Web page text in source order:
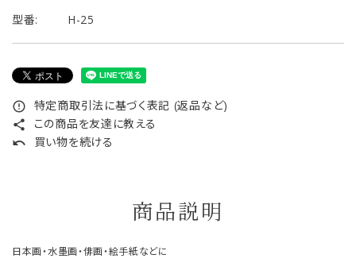
型番: H-25
error_outline 特定商取引法に基づく表記 (返品など)
share この商品を友達に教える
undo 買い物を続ける
商品説明
日本画・水墨画・俳画・絵手紙などに